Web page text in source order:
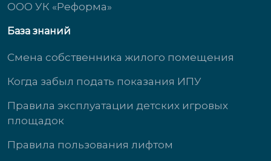
ООО УК «Реформа»
База знаний
Смена собственника жилого помещения
Когда забыл подать показания ИПУ
Правила эксплуатации детских игровых
площадок
Правила пользования лифтом